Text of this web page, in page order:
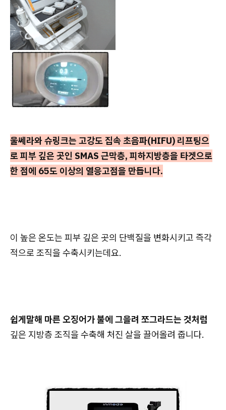
울쎄라와 슈링크는 고강도 집속 초음파(HIFU) 리프팅으
로 피부 깊은 곳인 SMAS 근막층, 피하지방층을 타겟으로
한 점에 65도 이상의 열응고점을 만듭니다.
이 높은 온도는 피부 깊은 곳의 단백질을 변화시키고 즉각
적으로 조직을 수축시키는데요.
쉽게말해 마른 오징어가 불에 그을려 쪼그라드는 것처럼
깊은 지방층 조직을 수축해 처진 살을 끌어올려 줍니다.